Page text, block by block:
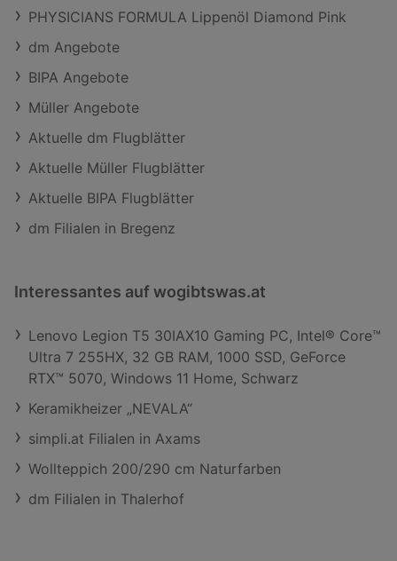
PHYSICIANS FORMULA Lippenöl Diamond Pink
dm Angebote
BIPA Angebote
Müller Angebote
Aktuelle dm Flugblätter
Aktuelle Müller Flugblätter
Aktuelle BIPA Flugblätter
dm Filialen in Bregenz
Interessantes auf wogibtswas.at
Lenovo Legion T5 30IAX10 Gaming PC, Intel® Core™
Ultra 7 255HX, 32 GB RAM, 1000 SSD, GeForce
RTX™ 5070, Windows 11 Home, Schwarz
Keramikheizer „NEVALA“
simpli.at Filialen in Axams
Wollteppich 200/290 cm Naturfarben
dm Filialen in Thalerhof